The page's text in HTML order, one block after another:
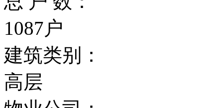
1087户
建筑类别：
高层